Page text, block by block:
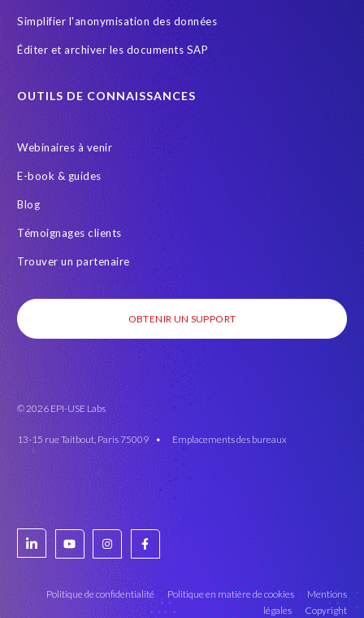
Simplifier l'anonymisation des données
Éditer et archiver les documents SAP
OUTILS DE CONNAISSANCES
Webinaires à venir
E-book & guides
Blog
Témoignages clients
Trouver un partenaire
OBTENIR UN SUPPORT
© 2026 EPI-USE Labs
13-15 rue Taitbout, Paris 75009 • Emplacements des bureaux
Politique de confidentialité Politique en matière de cookies
Mentions
légales
Copyright